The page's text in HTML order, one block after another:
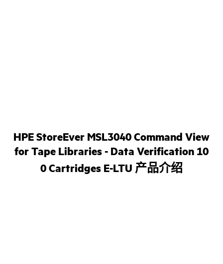
HPE StoreEver MSL3040 Command View
for Tape Libraries - Data Verification 10
0 Cartridges E-LTU 产品介绍